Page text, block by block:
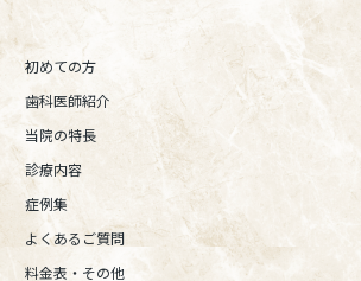
初めての方
歯科医師紹介
当院の特長
診療内容
症例集
よくあるご質問
料金表・その他